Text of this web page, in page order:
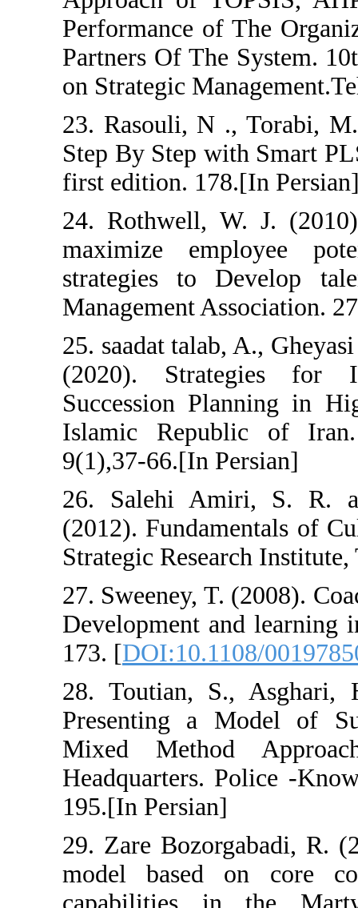
Performance of
Partners Of
on Strategic
23. Rasouli, N
Step By Step
first edition.
24. Rothwell,
maximize
strategies to
Management
25. saadat
(2020).
Succession
Islamic
9(1),37-66.[In
26. Salehi
(2012).
Strategic
27. Sweeney,
Development
173. [
28. Toutian,
Presenting a
Mixed
Headquarters.
195.[In Persian]
29. Zare
model based